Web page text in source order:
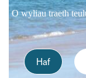
O wyliau traeth
Haf